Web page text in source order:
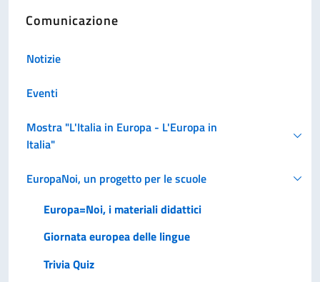
Comunicazione
Notizie
Eventi
Mostra "L'Italia in Europa - L'Europa in
Italia"
EuropaNoi, un progetto per le scuole
Europa=Noi, i materiali didattici
Giornata europea delle lingue
Trivia Quiz